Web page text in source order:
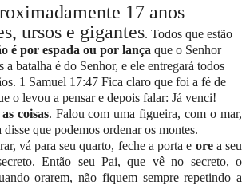
17 anos
ursos e gigantes. Todos que estão
é por espada ou por lança que o Senhor
batalha é do Senhor, e ele entregará todos
1 Samuel 17:47 Fica claro que foi a fé de
o levou a pensar e depois falar: Já venci!
coisas. Falou com uma figueira, com o mar,
que podemos ordenar os montes.
vá para seu quarto, feche a porta e orea seu
Então seu Pai, que vê no secreto, o
orarem, não fiquem sempre repetindo a